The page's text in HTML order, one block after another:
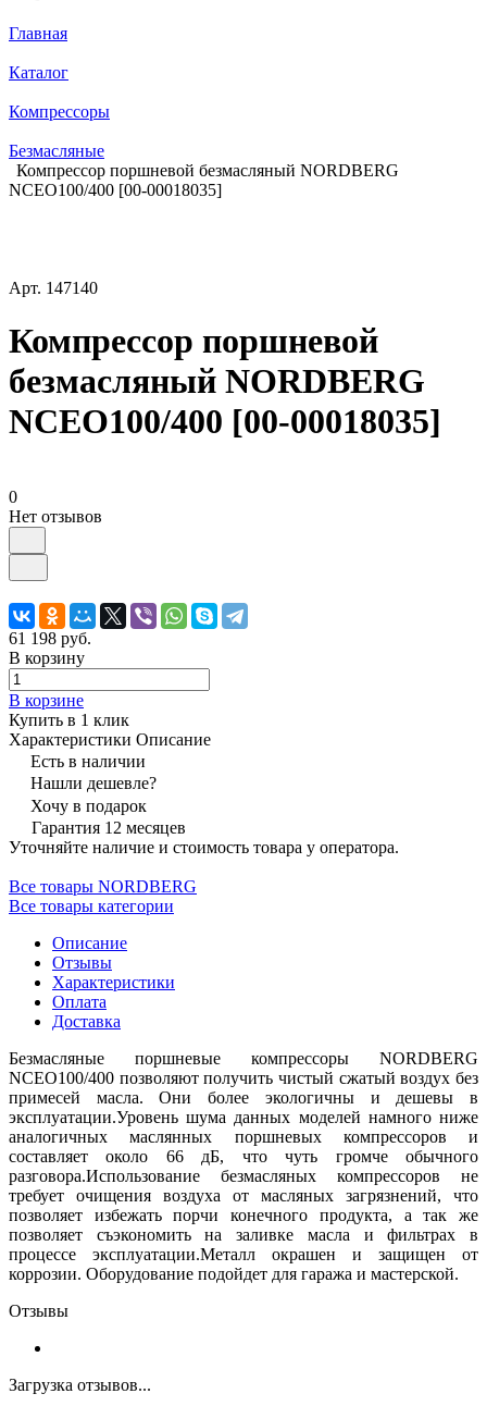
Главная
Каталог
Компрессоры
Безмасляные
Компрессор поршневой безмасляный NORDBERG
NCEO100/400 [00-00018035]
Арт. 147140
Компрессор поршневой
безмасляный NORDBERG
NCEO100/400 [00-00018035]
0
Нет отзывов
61 198 руб.
В корзину
В корзине
Купить в 1 клик
Характеристики Описание
Есть в наличии
Нашли дешевле?
Хочу в подарок
Гарантия 12 месяцев
Уточняйте наличие и стоимость товара у оператора.
Все товары NORDBERG
Все товары категории
Описание
Отзывы
Характеристики
Оплата
Доставка
Безмасляные поршневые компрессоры NORDBERG
NCEO100/400 позволяют получить чистый сжатый воздух без
примесей масла. Они более экологичны и дешевы в
эксплуатации.Уровень шума данных моделей намного ниже
аналогичных маслянных поршневых компрессоров и
составляет около 66 дБ, что чуть громче обычного
разговора.Использование безмасляных компрессоров не
требует очищения воздуха от масляных загрязнений, что
позволяет избежать порчи конечного продукта, а так же
позволяет съэкономить на заливке масла и фильтрах в
процессе эксплуатации.Металл окрашен и защищен от
коррозии. Оборудование подойдет для гаража и мастерской.
Отзывы
Загрузка отзывов...